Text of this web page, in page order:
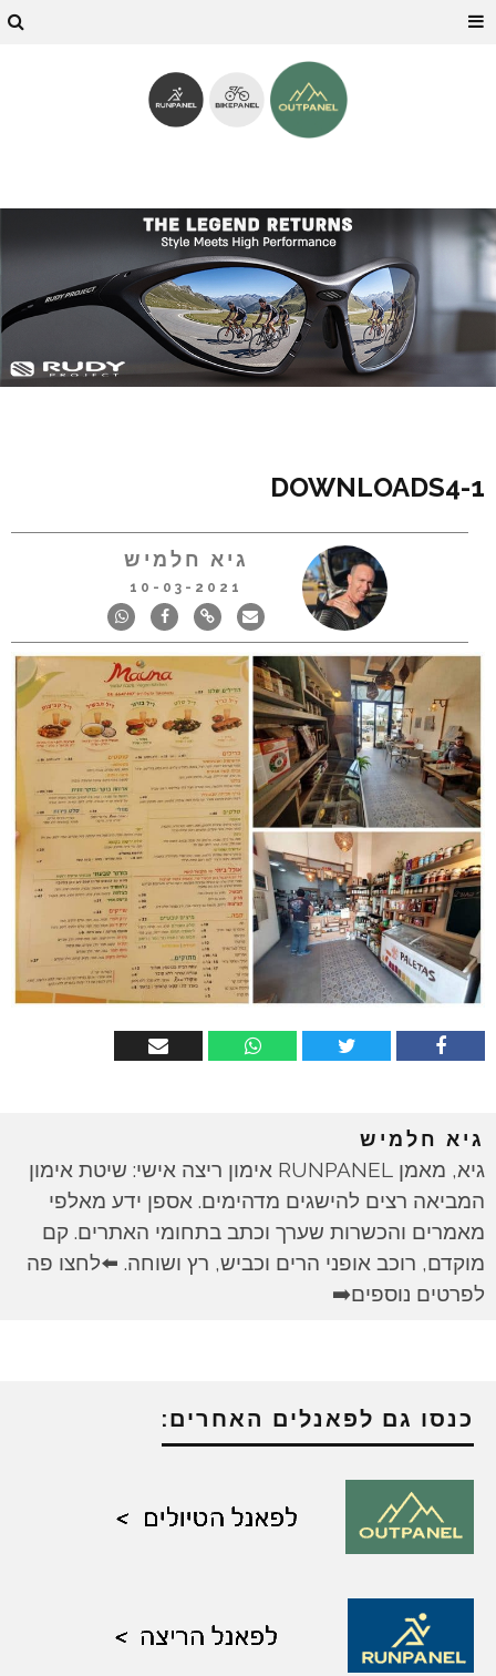
1-DOWNLOADS4
גיא חלמיש
10-03-2021
גיא חלמיש
גיא, מאמן RUNPANEL אימון ריצה אישי: שיטת אימון
המביאה רצים להישגים מדהימים. אספן ידע מאלפי
מאמרים והכשרות שערך וכתב בתחומי האתרים. קם
מוקדם, רוכב אופני הרים וכביש, רץ ושוחה. ⬅️לחצו פה
לפרטים נוספים➡️
כנסו גם לפאנלים האחרים: